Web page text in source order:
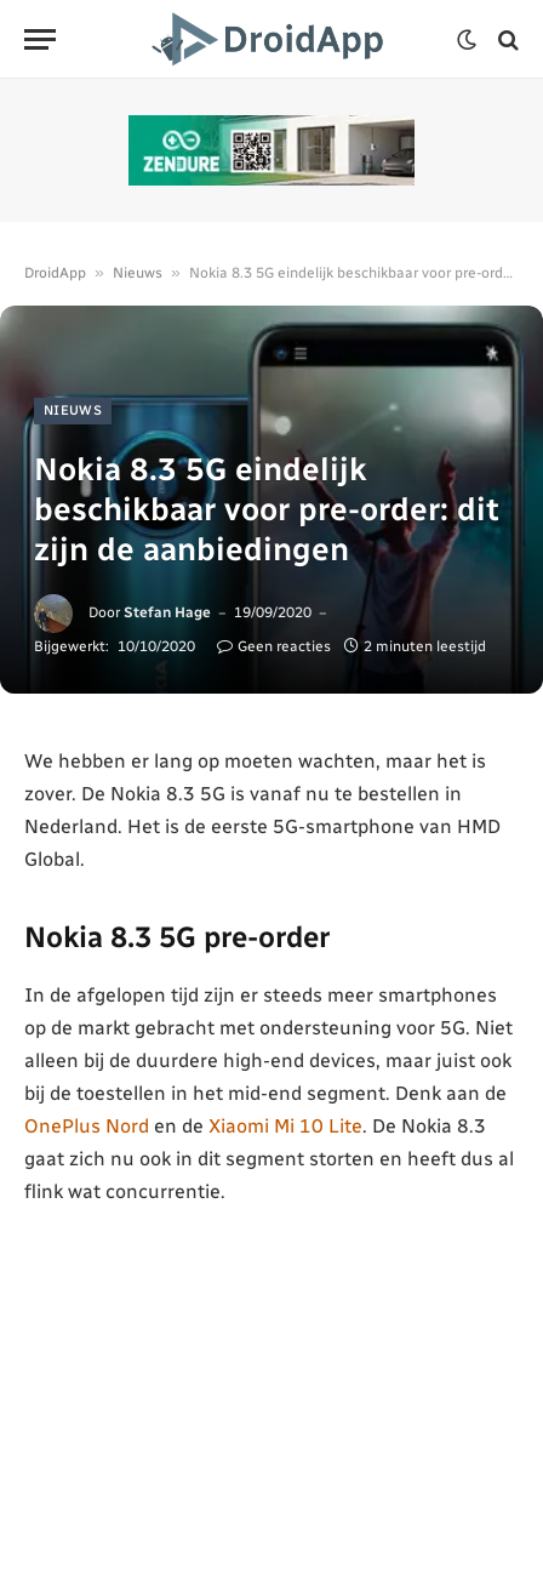
DroidApp » Nieuws » Nokia 8.3 5G eindelijk beschikbaar voor pre-order: dit zijn de aanbiedingen
NIEUWS
Nokia 8.3 5G eindelijk
beschikbaar voor pre-order: dit
zijn de aanbiedingen
Door Stefan Hage
19/09/2020
Bijgewerkt:
10/10/2020 Geen reacties 2 minuten leestijd
We hebben er lang op moeten wachten, maar het is
zover. De Nokia 8.3 5G is vanaf nu te bestellen in
Nederland. Het is de eerste 5G-smartphone van HMD
Global.
Nokia 8.3 5G pre-order
In de afgelopen tijd zijn er steeds meer smartphones
op de markt gebracht met ondersteuning voor 5G. Niet
alleen bij de duurdere high-end devices, maar juist ook
bij de toestellen in het mid-end segment. Denk aan de
OnePlus Nord en de Xiaomi Mi 10 Lite. De Nokia 8.3
gaat zich nu ook in dit segment storten en heeft dus al
flink wat concurrentie.